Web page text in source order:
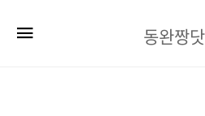
완
동완짱